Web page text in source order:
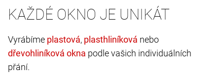
KAŽDÉ OKNO JE UNIKÁT
Vyrábíme ,
nebo
podle vašich individuálních
přání.